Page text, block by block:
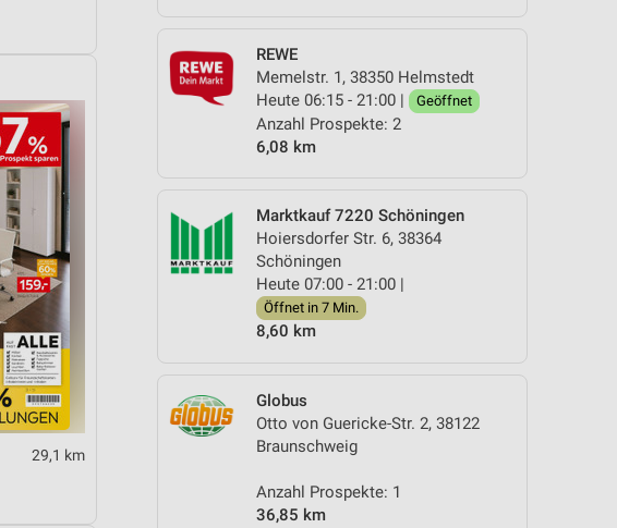
REWE
Memelstr. 1, 38350 Helmstedt
Heute 06:15 - 21:00 |
Geöffnet
Anzahl Prospekte: 2
6,08 km
Marktkauf 7220 Schöningen
Hoiersdorfer Str. 6, 38364
Schöningen
Heute 07:00 - 21:00 |
Öffnet in 7 Min.
8,60 km
Globus
Otto von Guericke-Str. 2, 38122
Braunschweig
Anzahl Prospekte: 1
36,85 km
29,1 km